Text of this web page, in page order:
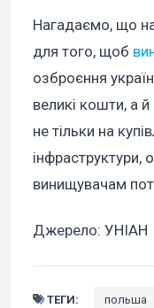
Нагадаємо, що на
для того, щоб
озброєння
великі кошти, а й
не тільки на
інфраструктури,
винищувачам
Джерело: УНІАН
ТЕГИ: польша